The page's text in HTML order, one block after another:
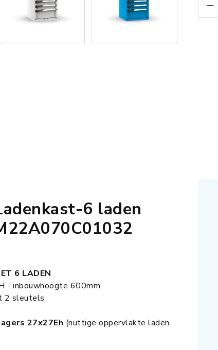
6 laden
6 LADEN
- inbouwhoogte 600mm
2 sleutels
27x27Eh (nuttige oppervlakte laden